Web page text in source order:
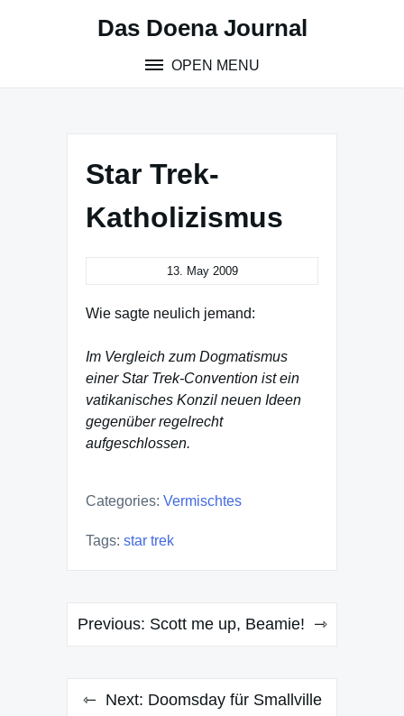
Das Doena Journal
OPEN MENU
Star Trek-
Katholizismus
13. May 2009
Wie sagte neulich jemand:
Im Vergleich zum Dogmatismus
einer Star Trek-Convention ist ein
vatikanisches Konzil neuen Ideen
gegenüber regelrecht
aufgeschlossen.
Categories: Vermischtes
Tags: star trek
Post
Previous: Scott me up, Beamie!
Next: Doomsday für Smallville